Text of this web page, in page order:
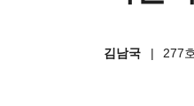
김남국 | 277